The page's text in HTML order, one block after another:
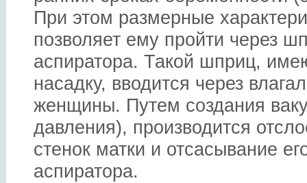
При этом размерные
позволяет ему пройти через
аспиратора. Такой шприц,
насадку, вводится через
женщины. Путем создания
давления), производится
стенок матки и отсасывание
аспиратора.